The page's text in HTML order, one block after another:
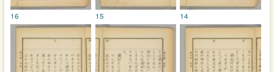
14
15
16